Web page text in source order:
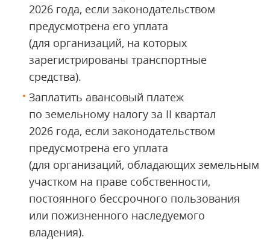
2026 года, если законодательством
предусмотрена его уплата
(для организаций, на которых
зарегистрированы транспортные
средства).
Заплатить авансовый платеж
по земельному налогу за II квартал
2026 года, если законодательством
предусмотрена его уплата
(для организаций, обладающих земельным
участком на праве собственности,
постоянного бессрочного пользования
или пожизненного наследуемого
владения).